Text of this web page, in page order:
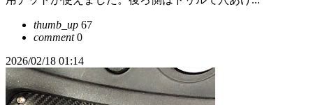
thumb_up 67
comment0
2026/02/18 01:14